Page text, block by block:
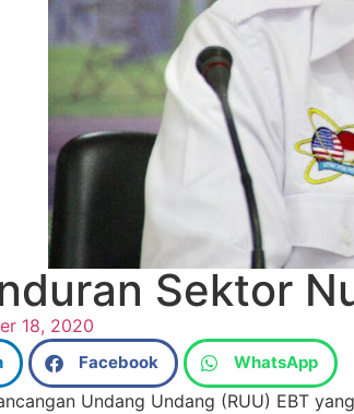
Sektor
18, 2020
Facebook WhatsApp
Undang Undang (RUU) EBT